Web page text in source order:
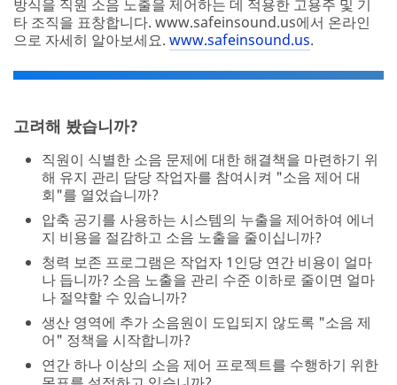
생산 영역에 추가 소음원이 도입되지 않도록 "소음 제
어" 정책을 시작합니까?
연간 하나 이상의 소음 제어 프로젝트를 수행하기 위한
목표를 설정하고 있습니까?
모든 소음 제어 프로젝트의 로그를 작성합니까?
새로운 결과와 적용 시기를 반영할 수 있도록 직원 소음
노출 기록을 업데이트합니까?
시간 경과에 따른 소음 노출을 줄이기 위한 전략 계획을
세워 가장 높은 우선 순위를 먼저 처리합니까?
소음 제어에 대해 배울 수 있는 리소스
NIOSH